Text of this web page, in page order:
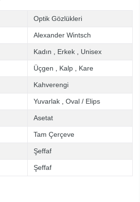
Optik Gözlükleri
Alexander Wintsch
Kadın Erkek Unisex
Üçgen Kalp Kare
Kahverengi
Yuvarlak Oval / Elips
Asetat
Tam Çerçeve
Şeffaf
Şeffaf